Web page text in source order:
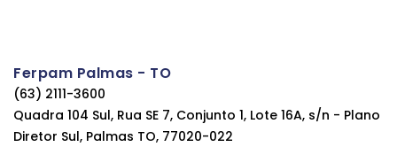
Ferpam Palmas - TO
(63) 2111-3600
Quadra 104 Sul, Rua SE 7, Conjunto 1, Lote 16A, s/n - Plano
Diretor Sul, Palmas TO, 77020-022